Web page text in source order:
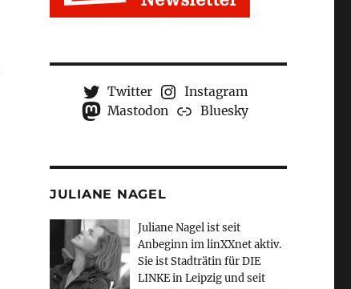
Twitter
Instagram
Mastodon
Bluesky
JULIANE NAGEL
Juliane Nagel ist seit
Anbeginnim linXXnet aktiv.
Sie ist Stadträtin für DIE
LINKE in Leipzig und seit